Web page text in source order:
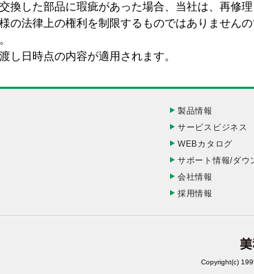
換した部品に瑕疵があった場合、当社は、再修
の法律上の権利を制限するものではありません
し日時点の内容が適用されます。
製品情報
サービスビジネス
WEBカタログ
サポート情報/ダウ
会社情報
採用情報
Copyright(c)